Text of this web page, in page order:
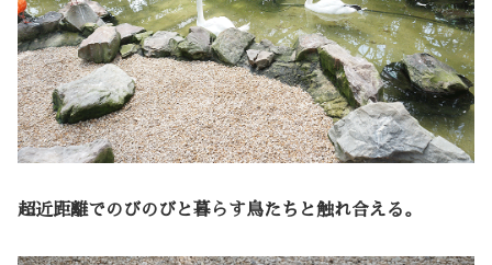
超近距離でのびのびと暮らす鳥たちと触れ合える。